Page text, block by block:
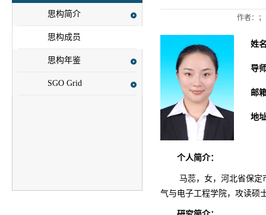
思构简介
思构成员
思构年鉴
SGO Grid
作者：
姓
导
邮
地
个人简介：
马蕊， 女， 河北省保定
气与电子工程学院，攻读硕